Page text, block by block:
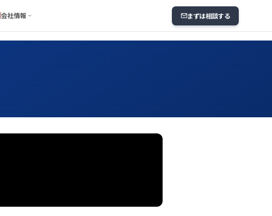
会社情報 まずは相談する